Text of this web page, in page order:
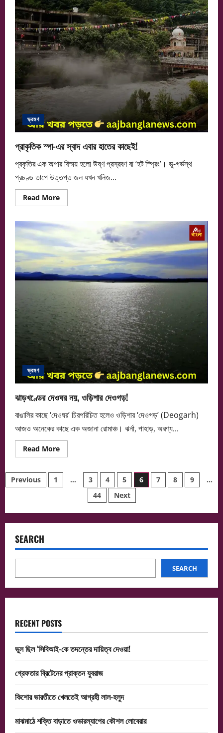
ভ্রমণ
প্রাকৃতিক স্পা-এর স্বাদ এবার হাতের কাছেই!
প্রকৃতির এক অপার বিস্ময় হলো উষ্ণ প্রস্রবণ বা ‘হট স্প্রিং’। ভূ-গর্ভস্থ
প্রচণ্ড তাপে উত্তপ্ত জল যখন খনিজ...
Read MoreRead
more
স্পা-
এর
স্বাদ
এবার
হাতের
কাছেই!
ভ্রমণ
ঝাড়খণ্ডের দেওঘর নয়, ওড়িশার দেওগড়!
বাঙালির কাছে ‘দেওঘর’ চিরপরিচিত হলেও ওড়িশার ‘দেওগড়’ (Deogarh)
আজও অনেকের কাছে এক অজানা রোমাঞ্চ। ঝর্না, পাহাড়, অরণ্য...
Read MoreRead
more
ওড়িশার
Posts
Previous 1 … 3 4 5 6 7 8 9
…
44
Next
SEARCH
SEARCH
RECENT POSTS
ভুল ছিল ‘সিবিআই-কে তদন্তের দায়িত্ব দেওয়া!
গ্রেফতার ব্রিটেনের প্রাক্তন যুবরাজ
কিশোর ভারতীতে খেলতেই আগ্রহী লাল-হলুদ
মাঝমাঠে শক্তি বাড়াতে ওভারল্যাপের কৌশল লোবেরার